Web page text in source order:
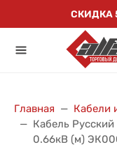
СКИДКА
Главная Кабели
Кабель
0.66кВ (м)